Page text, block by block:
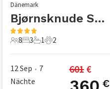
Dänemark
Bjørnsknude Strand
8 Gäste
8
3 Schlafzimmer
3
1 Badezimmer
1
2 Haustiere
2
12 Sep • 7
Nächte
601 €
€